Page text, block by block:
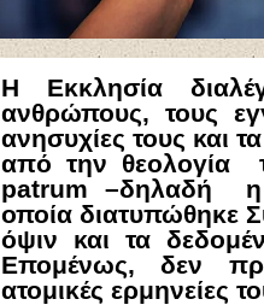
Η Εκκλησία
ανθρώπους, τους
ανησυχίες τους και
από την θεολογία
patrum –δηλαδή
οποία διατυπώθηκε
όψιν και τα
Επομένως, δεν
ατομικές ερμηνείες